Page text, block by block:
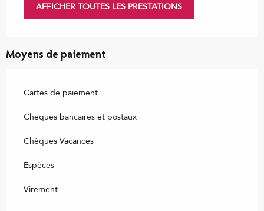
AFFICHER TOUTES LES PRESTATIONS
Moyens de paiement
Cartes de paiement
Chèques bancaires et postaux
Chèques Vacances
Espèces
Virement